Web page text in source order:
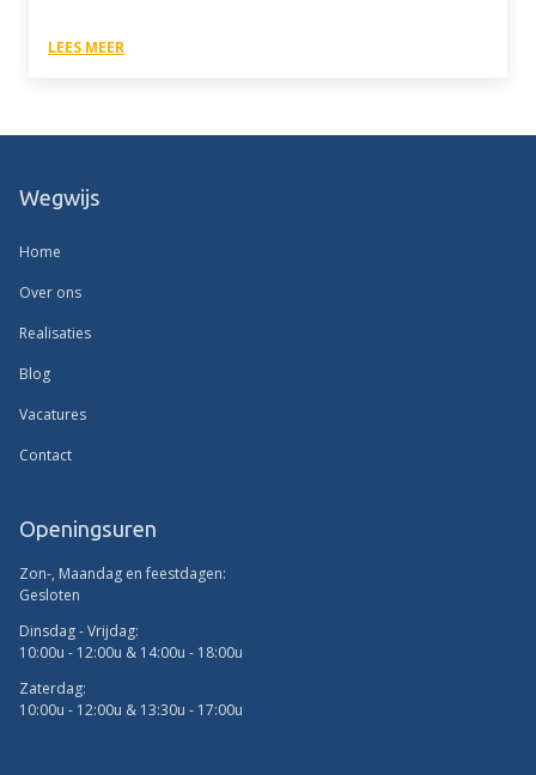
LEES MEER
Wegwijs
Home
Over ons
Realisaties
Blog
Vacatures
Contact
Openingsuren
Zon-, Maandag en feestdagen:
Gesloten
Dinsdag - Vrijdag:
10:00u - 12:00u & 14:00u - 18:00u
Zaterdag:
10:00u - 12:00u & 13:30u - 17:00u